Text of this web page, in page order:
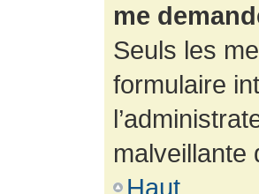
me
Seuls les
formulaire
malveillante
Haut